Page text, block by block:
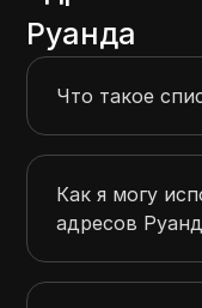
196.223.240.0
197.157.212.0
197.234.244.0
Руанда
Что такое
Как я могу
адресов